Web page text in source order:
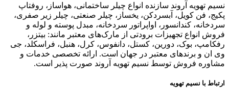
نسیم تهویه آروند سازنده انواع چیلر ساختمانی، هواساز، روفتاپ
پکیج، فن کویل، آبسردکن، یخساز، چیلر صنعتی، چیلر زیر صفری،
سردخانه، کندانسور، اواپراتور سردخانه، مبدل پوسته و لوله و
فروش انواع تجهیزات برودتی از مارک‌های معتبر مانند: بیتزر،
رفکامپ، بوک، دورین، کستل، دانفوس، کرل، هنبل، فراسکلد، جی
وی ان و برندهای معتبر در جهان است. ارائه تخصصی خدمات و
مشاوره فروش توسط نسیم تهویه آروند صورت پذیر است.
ارتباط با نسیم تهویه